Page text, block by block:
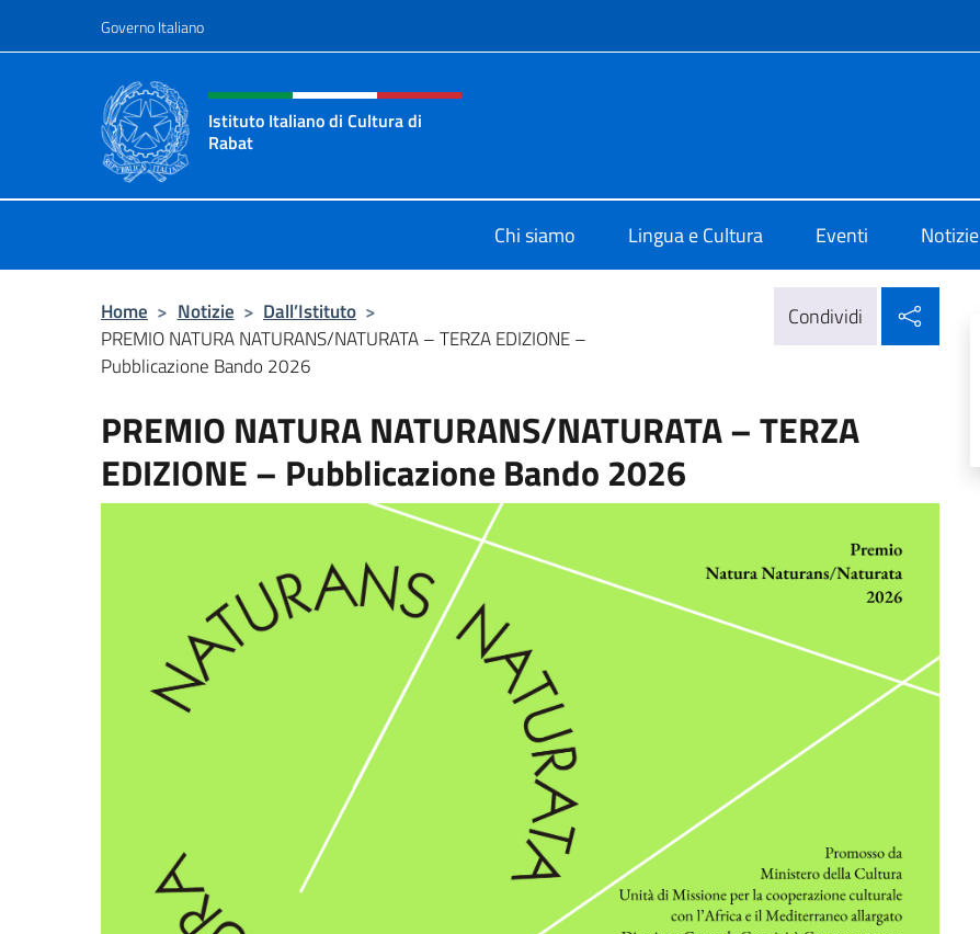
Governo Italiano
Intestazione sito, social e menù
Istituto Italiano di Cultura di
Rabat
Chi siamo Lingua e Cultura Eventi Notizie
Home > Notizie > Dall’Istituto >
PREMIO NATURA NATURANS/NATURATA – TERZA EDIZIONE –
Pubblicazione Bando 2026
Condividi
PREMIO NATURA NATURANS/NATURATA – TERZA
EDIZIONE – Pubblicazione Bando 2026